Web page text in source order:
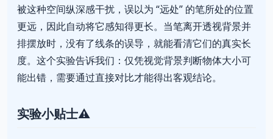
被这种空间纵深感干扰，误以为 “远处” 的笔所处的位置
更远，因此自动将它感知得更长。当笔离开透视背景并
排摆放时，没有了线条的误导，就能看清它们的真实长
度。这个实验告诉我们：仅凭视觉背景判断物体大小可
能出错，需要通过直接对比才能得出客观结论。
实验小贴士⚠️